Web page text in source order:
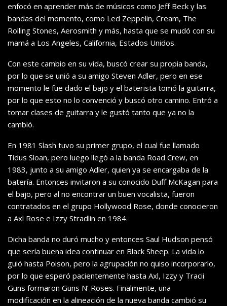
enfocó en aprender más de músicos como Jeff Beck y las
bandas del momento, como Led Zeppelin, Cream, The
Rolling Stones, Aerosmith y más, hasta que se mudó con su
mamá a Los Angeles, California, Estados Unidos.
Con este cambio en su vida, buscó crear su propia banda,
por lo que se unió a su amigo Steven Adler, pero en ese
momento le fue dado el bajo y el baterista tomó la guitarra,
por lo que esto no lo convenció y buscó otro camino. Entró a
tomar clases de guitarra y le gustó tanto que ya no la
cambió.
En 1981 Slash tuvo su primer grupo, el cual fue llamado
Tidus Sloan, pero luego llegó a la banda Road Crew, en
1983, junto a su amigo Adler, quien ya se encargaba de la
batería. Entonces invitaron a su conocido Duff McKagan para
el bajo, pero al no encontrar un buen vocalista, fueron
contratados en el grupo Hollywood Rose, donde conocieron
a Axl Rose e Izzy Stradlin en 1984.
Dicha banda no duró mucho y entonces Saul Hudson pensó
que sería buena idea continuar en Black Sheep. La vida lo
guió hasta Poison, pero la agrupación no quiso incorporarlo,
por lo que esperó pacientemente hasta Axl, Izzy y Tracii
Guns formaron Guns N’ Roses. Finalmente, una
modificación en la alineación de la nueva banda cambió su